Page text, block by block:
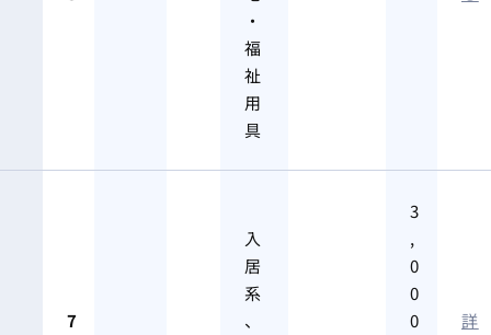
・
福
祉
用
具
7
入
居
系
、
3
,
0
0
0
詳